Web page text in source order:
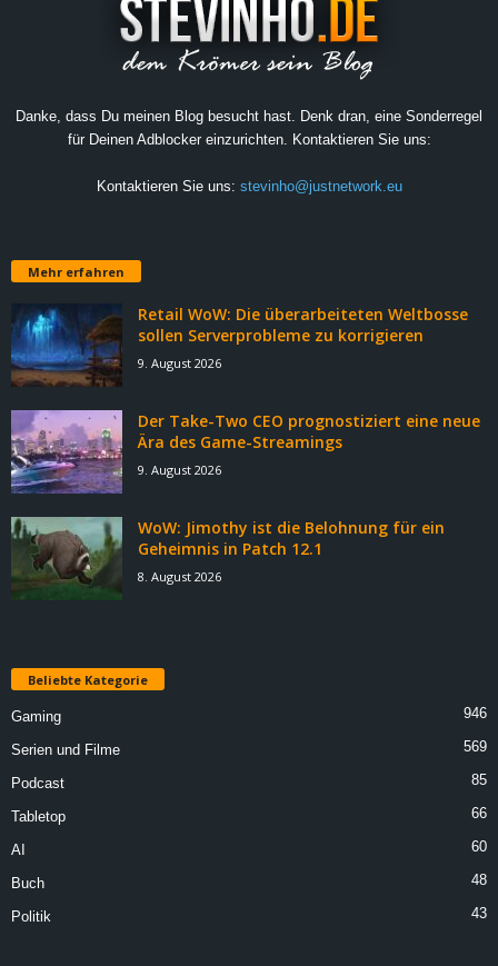
Danke, dass Du meinen Blog besucht hast. Denk dran, eine Sonderregel
für Deinen Adblocker einzurichten. Kontaktieren Sie uns:
Kontaktieren Sie uns: stevinho@justnetwork.eu
Mehr erfahren
Retail WoW: Die überarbeiteten Weltbosse
sollen Serverprobleme zu korrigieren
9. August 2026
Der Take-Two CEO prognostiziert eine neue
Ära des Game-Streamings
9. August 2026
WoW: Jimothy ist die Belohnung für ein
Geheimnis in Patch 12.1
8. August 2026
Beliebte Kategorie
Gaming 946
Serien und Filme 569
Podcast 85
Tabletop 66
AI 60
Buch 48
Politik 43